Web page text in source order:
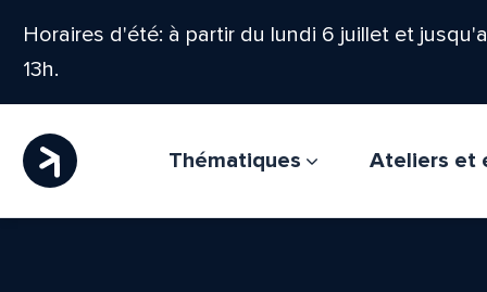
Horaires d'été: à partir du lundi 6 juillet et
13h.
Thématiques Ateliers et